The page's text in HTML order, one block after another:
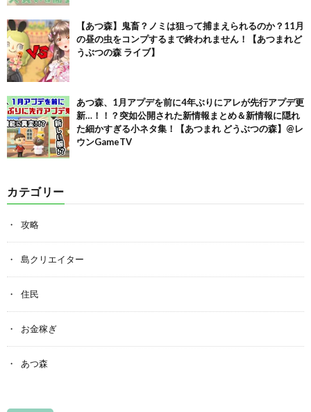
【あつ森】鬼畜？ノミは狙って捕まえられるのか？11月
の昼の虫をコンプするまで終われません！【あつまれど
うぶつの森 ライブ】
あつ森、1月アプデを前に4年ぶりにアレが先行アプデ更
新…！！？突如公開された新情報まとめ＆新情報に隠れ
た細かすぎる小ネタ集！【あつまれ どうぶつの森】@レ
ウンGameTV
カテゴリー
攻略
島クリエイター
住民
お金稼ぎ
あつ森